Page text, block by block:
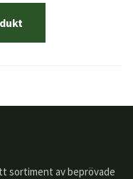
sortiment av beprövade